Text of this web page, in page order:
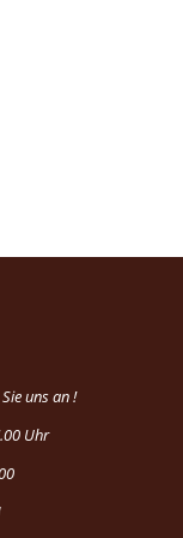
uns an !
Uhr